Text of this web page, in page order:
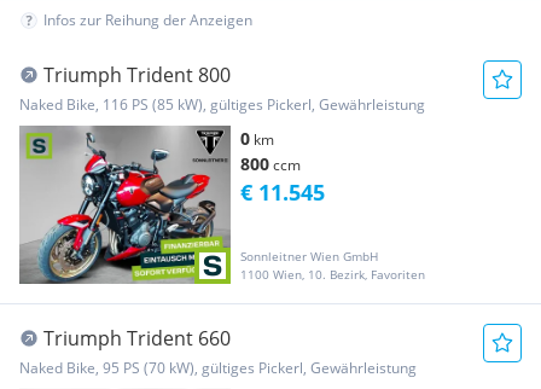
Infos zur Reihung der Anzeigen
Triumph Trident 800
Naked Bike, 116 PS (85 kW), gültiges Pickerl, Gewährleistung
0 km
800ccm
Sonnleitner Wien GmbH
1100 Wien, 10. Bezirk, Favoriten
€ 11.545
Triumph Trident 660
Naked Bike, 95 PS (70 kW), gültiges Pickerl, Gewährleistung